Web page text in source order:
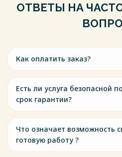
ОТВЕТЫ НА
Как оплатить заказ?
Есть ли услуга безопасной
срок гарантии?
Что означает возможность
готовую работу ?